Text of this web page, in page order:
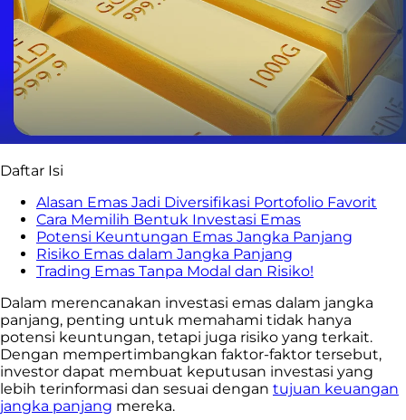
Daftar Isi
Alasan Emas Jadi Diversifikasi Portofolio Favorit
Cara Memilih Bentuk Investasi Emas
Potensi Keuntungan Emas Jangka Panjang
Risiko Emas dalam Jangka Panjang
Trading Emas Tanpa Modal dan Risiko!
Dalam merencanakan investasi emas dalam jangka
panjang, penting untuk memahami tidak hanya
potensi keuntungan, tetapi juga risiko yang terkait.
Dengan mempertimbangkan faktor-faktor tersebut,
investor dapat membuat keputusan investasi yang
lebih terinformasi dan sesuai dengan tujuan keuangan
jangka panjang mereka.